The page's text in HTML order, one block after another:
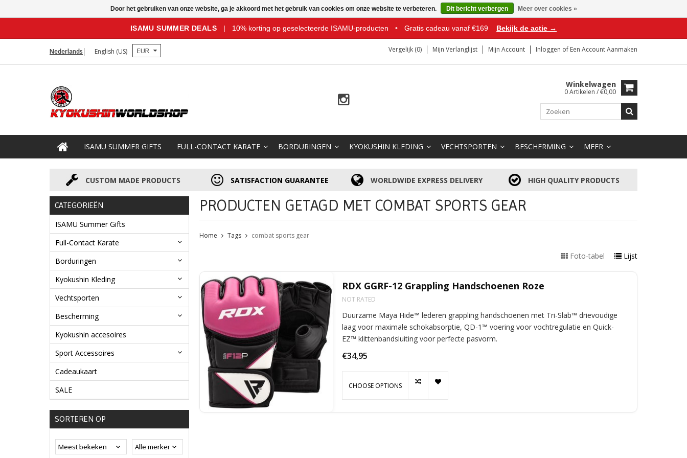
ISAMU SUMMER DEALS | 10% korting op geselecteerde ISAMU-producten • Gratis cadeau vanaf €169 Bekijk de actie →
Nederlands English (US) EUR Vergelijk (0) Mijn Verlanglijst Mijn Account Inloggen of Een Account Aanmaken
Winkelwagen
0 Artikelen / €0,00
ISAMU SUMMER GIFTS FULL-CONTACT KARATE BORDURINGEN KYOKUSHIN KLEDING VECHTSPORTEN BESCHERMING MEER
CUSTOM MADE PRODUCTS SATISFACTION GUARANTEE WORLDWIDE EXPRESS DELIVERY HIGH QUALITY PRODUCTS
CATEGORIEËN
ISAMU Summer Gifts
Full-Contact Karate
Borduringen
Kyokushin Kleding
Vechtsporten
Bescherming
Kyokushin accesoires
Sport Accessoires
Cadeaukaart
SALE
SORTEREN OP
PRODUCTEN GETAGD MET COMBAT SPORTS GEAR
Home Tags combat sports gear
Foto-tabel Lijst
RDX GGRF-12 Grappling Handschoenen Roze
NOT RATED
Duurzame Maya Hide™ lederen grappling handschoenen met Tri-Slab™ drievoudige
laag voor maximale schokabsorptie, QD-1™ voering voor vochtregulatie en Quick-
EZ™ klittenbandsluiting voor perfecte pasvorm.
€34,95
CHOOSE OPTIONS
Door het gebruiken van onze website, ga je akkoord met het gebruik van cookies om onze website te verbeteren. Dit bericht verbergen Meer over cookies »